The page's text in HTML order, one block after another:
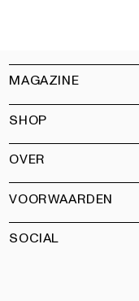
MAGAZINE
Klantenservice
Verkooppunten
Adverteren
Partners
Kunstbrief
SHOP
Alle producten
Magazine
Boeken
Tuin
OVER
Ons team
Vacatures
Contact
VOORWAARDEN
Algemene
SOCIAL